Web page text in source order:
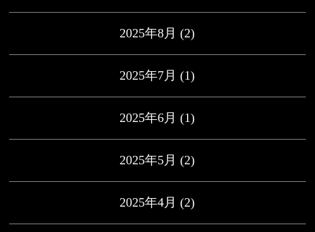
2025年8月 (2)
2025年7月 (1)
2025年6月 (1)
2025年5月 (2)
2025年4月 (2)